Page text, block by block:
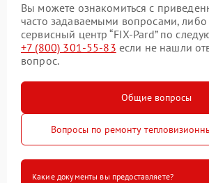
Вы можете ознакомиться с
часто задаваемыми вопросами, либо
сервисный центр “FIX-Pard” по
+7 (800) 301-55-83 если не нашли
вопрос.
Общие вопросы
Вопросы по ремонту
Какие документы вы предоставляете?